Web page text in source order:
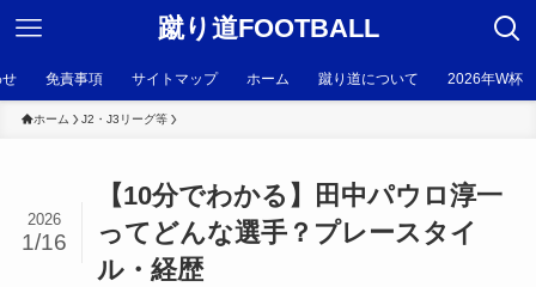
蹴り道FOOTBALL
免責事項 サイトマップ ホーム 蹴り道について 2026年W杯
ホーム J2・J3リーグ等
【10分でわかる】田中パウロ淳一
ってどんな選手？プレースタイ
ル・経歴
2026
1/16